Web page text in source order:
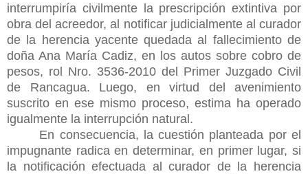
interrumpiría civilmente la prescripción extintiva por
obra del acreedor, al notificar judicialmente al curador
de la herencia yacente quedada al fallecimiento de
doña Ana María Cadiz, en los autos sobre cobro de
pesos, rol Nro. 3536-2010 del Primer Juzgado Civil
de Rancagua. Luego, en virtud del avenimiento
suscrito en ese mismo proceso, estima ha operado
igualmente la interrupción natural.
En consecuencia, la cuestión planteada por el
impugnante radica en determinar, en primer lugar, si
la notificación efectuada al curador de la herencia